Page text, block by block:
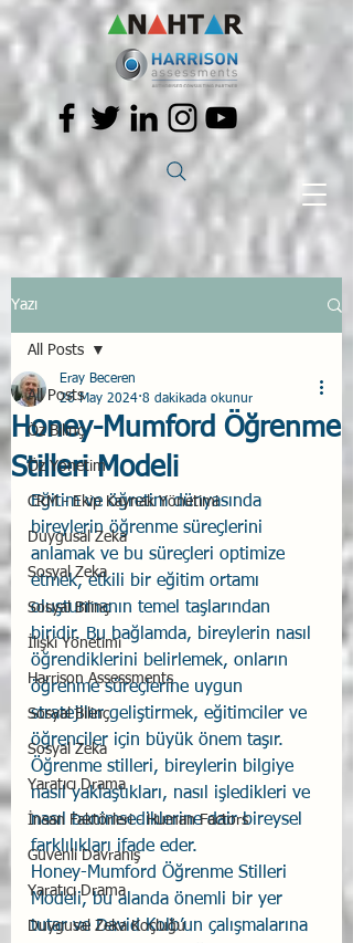
Yazı
All Posts
Öz Bilinç
Öz Yönetim
CRM - Ekip Kaynak Yönetimi
Duygusal Zeka
Sosyal Zeka
Sosyal Bilinç
İlişki Yönetimi
Harrison Assessments
Sosyal Bilinç
Sosyal Zeka
Yaratıcı Drama
İnsan Faktörleri - Human Factors
Güvenli Davranış
Yaratıcı Drama
Duygusal Zeka Koçluğu
All Posts
Honey-Mumford Öğrenme
Stilleri Modeli
Eray Beceren
26 May 2024 8 dakikada okunur
Eğitim ve öğretim dünyasında
bireylerin öğrenme süreçlerini
anlamak ve bu süreçleri optimize
etmek, etkili bir eğitim ortamı
oluşturmanın temel taşlarından
biridir. Bu bağlamda, bireylerin nasıl
öğrendiklerini belirlemek, onların
öğrenme süreçlerine uygun
stratejiler geliştirmek, eğitimciler ve
öğrenciler için büyük önem taşır.
Öğrenme stilleri, bireylerin bilgiye
nasıl yaklaştıkları, nasıl işledikleri ve
nasıl benimsediklerine dair bireysel
farklılıkları ifade eder.
Honey-Mumford Öğrenme Stilleri
Modeli, bu alanda önemli bir yer
tutar ve David Kolb’un çalışmalarına